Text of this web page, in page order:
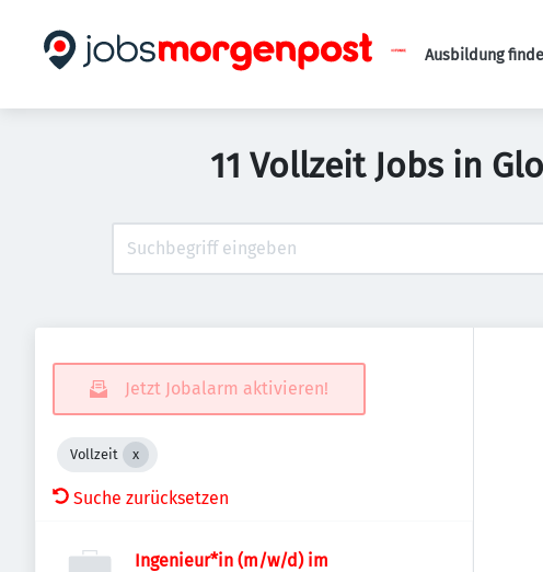
Ausbildung
11 Vollzeit Jobs in
Jetzt Jobalarm aktivieren!
Vollzeit
Suche zurücksetzen
Ingenieur*in (m/w/d) im